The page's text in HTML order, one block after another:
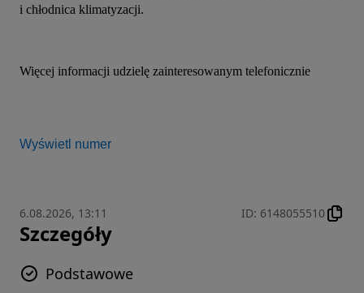
i chłodnica klimatyzacji.
Więcej informacji udzielę zainteresowanym telefonicznie
Wyświetl numer
6.08.2026, 13:11 ID: 6148055510
Szczegóły
Podstawowe